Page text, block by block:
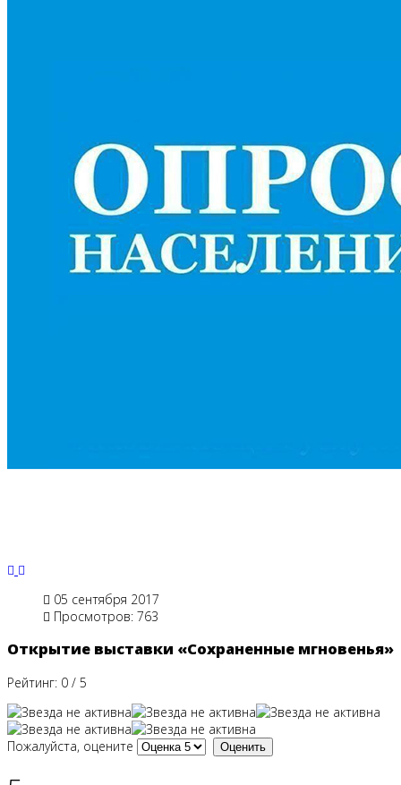
Previous
05 сентября 2017
Просмотров: 763
Открытие выставки «Сохраненные мгновенья»
Рейтинг: 0 / 5
Пожалуйста, оцените